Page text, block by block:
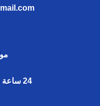
24 ساعة طوال أيام الأسبوع